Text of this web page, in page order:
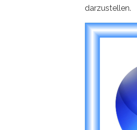
darzustellen.